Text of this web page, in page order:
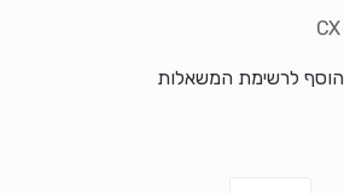
הוסף לרשימת המשאלות